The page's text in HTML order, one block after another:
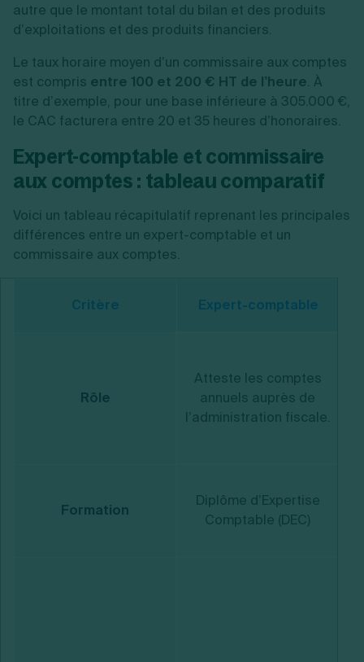
autre que le montant total du bilan et des produits
d’exploitations et des produits financiers.
Le taux horaire moyen d’un commissaire aux comptes
est compris entre 100 et 200 € HT de l’heure. À
titre d’exemple, pour une base inférieure à 305.000 €,
le CAC facturera entre 20 et 35 heures d’honoraires.
Expert-comptable et commissaire
aux comptes : tableau comparatif
Voici un tableau récapitulatif reprenant les principales
différences entre un expert-comptable et un
commissaire aux comptes.
Critère Expert-comptable
Rôle
Atteste les comptes
annuels auprès de
l’administration fiscale.
Formation
Diplôme d’Expertise
Comptable (DEC)